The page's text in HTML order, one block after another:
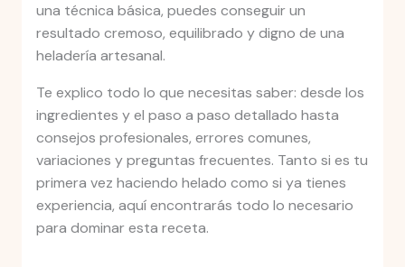
una técnica básica, puedes conseguir un
resultado cremoso, equilibrado y digno de una
heladería artesanal.
Te explico todo lo que necesitas saber: desde los
ingredientes y el paso a paso detallado hasta
consejos profesionales, errores comunes,
variaciones y preguntas frecuentes. Tanto si es tu
primera vez haciendo helado como si ya tienes
experiencia, aquí encontrarás todo lo necesario
para dominar esta receta.